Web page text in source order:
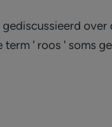
' roos ' soms